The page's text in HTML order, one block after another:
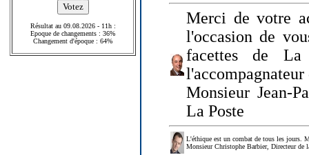
Résultat au 09.08.2026 - 11h :
Epoque de changements : 36%
Changement d'époque : 64%
Merci de votre
l'occasion de
facettes de
Monsieur Jean-
La Poste
L'éthique est un combat de tous les jours.
Monsieur Christophe Barbier, Directeur de